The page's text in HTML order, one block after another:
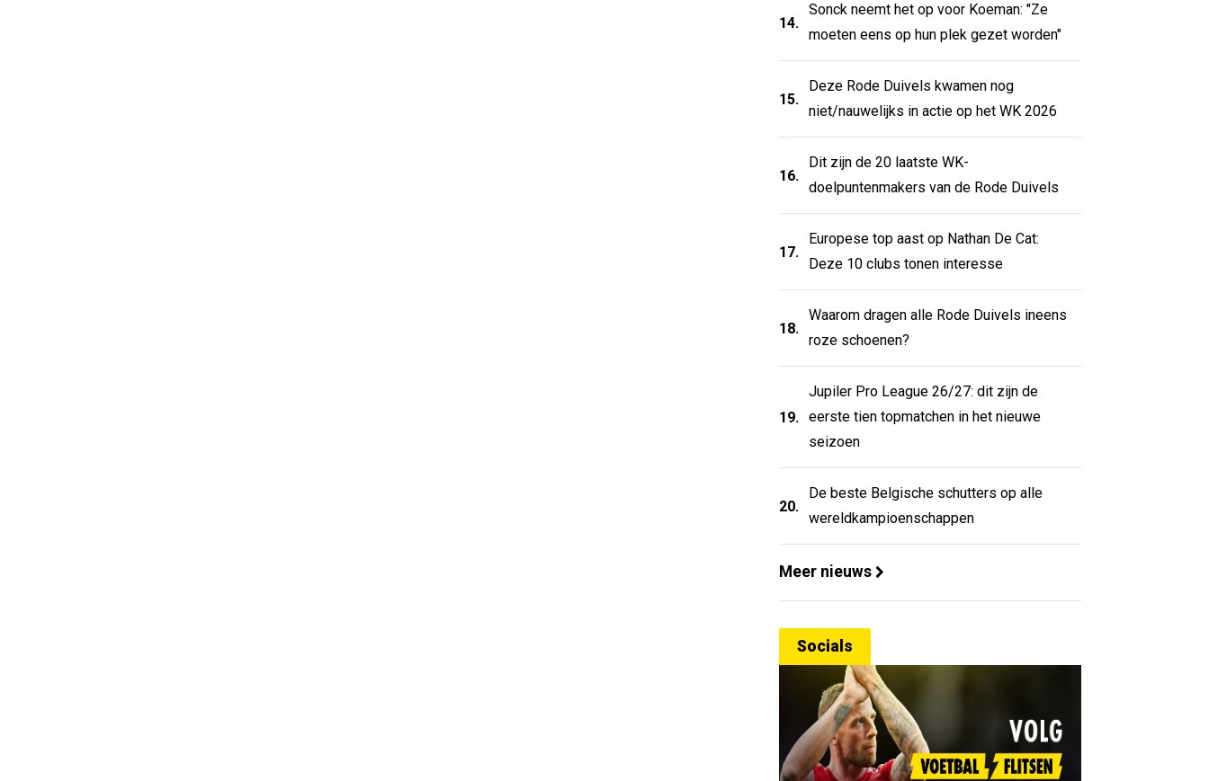
14.
Sonck neemt het op voor Koeman: "Ze
moeten eens op hun plek gezet worden"
15.
Deze Rode Duivels kwamen nog
niet/nauwelijks in actie op het WK 2026
16.
Dit zijn de 20 laatste WK-
doelpuntenmakers van de Rode Duivels
17.
Europese top aast op Nathan De Cat:
Deze 10 clubs tonen interesse
18.
Waarom dragen alle Rode Duivels ineens
roze schoenen?
19.
Jupiler Pro League 26/27: dit zijn de
eerste tien topmatchen in het nieuwe
seizoen
20.
De beste Belgische schutters op alle
wereldkampioenschappen
Meer nieuws
Socials